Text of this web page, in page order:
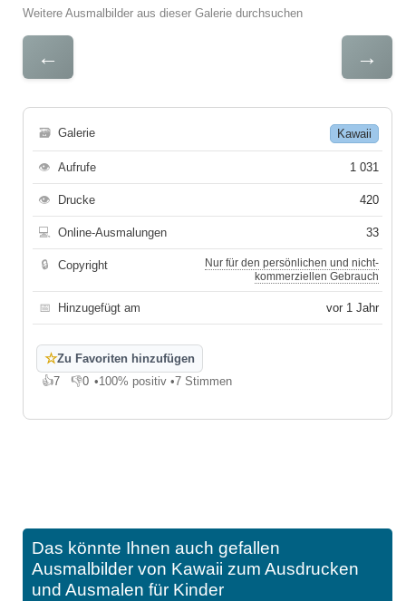
Weitere Ausmalbilder aus dieser Galerie durchsuchen
← →
🗃 Galerie Kawaii
👁 Aufrufe 1 031
👁 Drucke 420
💻 Online-Ausmalungen 33
🔒 Copyright
Nur für den persönlichen und nicht-
kommerziellen Gebrauch
📅 Hinzugefügt am vor 1 Jahr
☆Zu Favoriten hinzufügen
👍7
Gefällt mir
👎0
Gefällt mir nicht
•100% positiv •7 Stimmen
Das könnte Ihnen auch gefallen
Ausmalbilder von Kawaii zum Ausdrucken
und Ausmalen für Kinder